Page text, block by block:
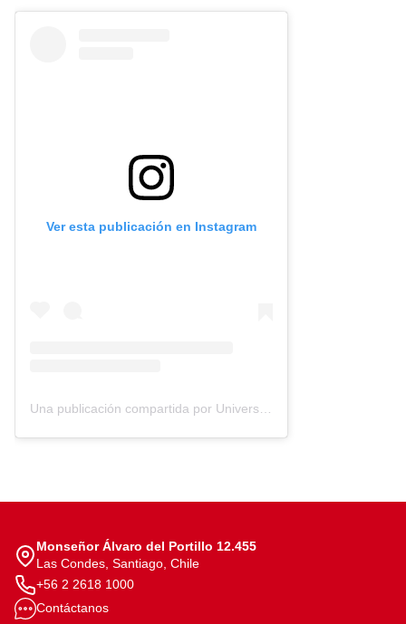
Ver esta publicación en Instagram
Una publicación compartida por Universidad de los Andes (@uandes)
Monseñor Álvaro del Portillo 12.455
Las Condes, Santiago, Chile
+56 2 2618 1000
Contáctanos